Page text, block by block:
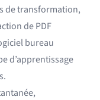
de transformation,
de PDF
bureau
d’apprentissage